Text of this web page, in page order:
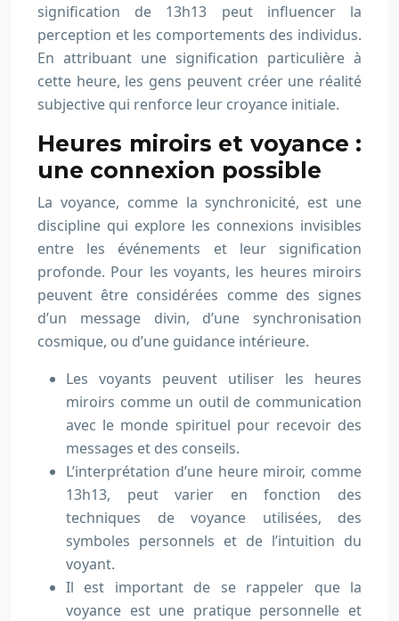
signification de 13h13 peut influencer la
perception et les comportements des individus.
En attribuant une signification particulière à
cette heure, les gens peuvent créer une réalité
subjective qui renforce leur croyance initiale.
Heures miroirs et voyance :
une connexion possible
La voyance, comme la synchronicité, est une
discipline qui explore les connexions invisibles
entre les événements et leur signification
profonde. Pour les voyants, les heures miroirs
peuvent être considérées comme des signes
d’un message divin, d’une synchronisation
cosmique, ou d’une guidance intérieure.
Les voyants peuvent utiliser les heures
miroirs comme un outil de communication
avec le monde spirituel pour recevoir des
messages et des conseils.
L’interprétation d’une heure miroir, comme
13h13, peut varier en fonction des
techniques de voyance utilisées, des
symboles personnels et de l’intuition du
voyant.
Il est important de se rappeler que la
voyance est une pratique personnelle et